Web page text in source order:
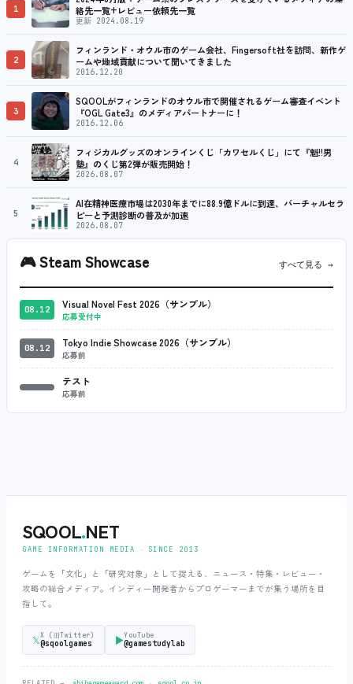
1
絡先一覧+レビュー依頼先一覧
更新 2024.08.19
2
フィンランド・オウル市のゲーム会社、Fingersoft社を訪問、新作ゲ
ームや地域貢献について聞いてきました
2016.12.20
3
SQOOLがフィンランドのオウル市で開催されるゲーム審査イベント
『OGL Gate3』のメディアパートナーに！
2016.12.06
4
フィジカルグッズのオンラインくじ「カワセルくじ」にて『魁!!男
塾』のくじ第2弾が販売開始！
2026.08.07
5
AI在精神医療市場は2030年までに88.9億ドルに到達、バーチャルセラ
ピーと予測診断の普及が加速
2026.08.07
🎮Steam Showcase すべて見る →
08.12 Visual Novel Fest 2026（サンプル）
応募受付中
08.12 Tokyo Indie Showcase 2026（サンプル）
応募前
テスト
応募前
SQOOL.NET
GAME INFORMATION MEDIA ‧ SINCE 2013
ゲームを「文化」と「研究対象」として捉える、ニュース・特集・レビュー・
攻略の総合メディア。インディー開発者からプロゲーマーまでが集う場所を目
指して。
𝕏 X (旧Twitter)
@sqoolgames ▶YouTube
@gamestudylab